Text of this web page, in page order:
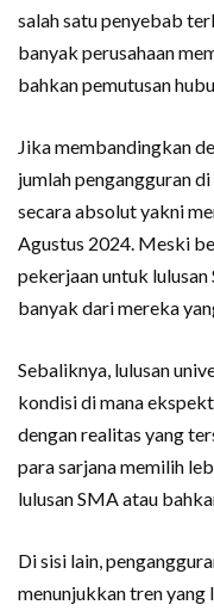
salah satu penyebab
banyak perusahaan
bahkan pemutusan
Jika membandingkan
jumlah pengangguran
secara absolut yakni
Agustus 2024. Meski
pekerjaan untuk
banyak dari mereka
Sebaliknya, lulusan
kondisi di mana
dengan realitas yang
para sarjana memilih
lulusan SMA atau
Di sisi lain,
menunjukkan tren